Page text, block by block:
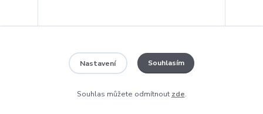
1 990 Kč
1 645 Kč
bez DPH
Není skladem
Přidat do košíku
Nastavení Souhlasím
Souhlas můžete odmítnout zde.